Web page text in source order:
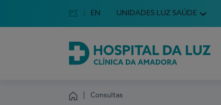
Escolha o seu idioma
Idioma em Português
PT English Language
EN UNIDADES LUZ SAÚDE
Hospital da Luz Clínica da Amadora
Consultas